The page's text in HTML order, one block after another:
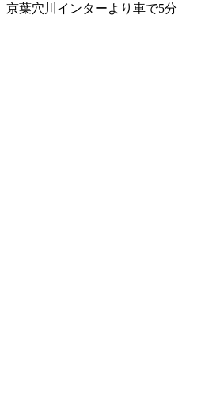
京葉穴川インターより車で5分